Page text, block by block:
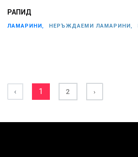
РАПИД
ЛАМАРИНИ, НЕРЪЖДАЕМИ ЛАМАРИНИ,
‹ 1 2 ›